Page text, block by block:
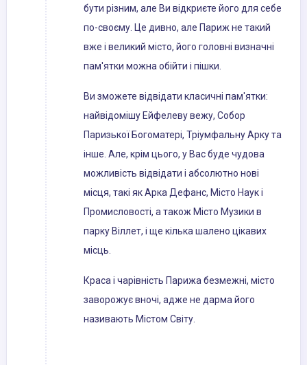
бути різним, але Ви відкриєте його для себе
по-своєму. Це дивно, але Париж не такий
вже і великий місто, його головні визначні
пам'ятки можна обійти і пішки.
Ви зможете відвідати класичні пам'ятки:
найвідомішу Ейфелеву вежу, Собор
Паризької Богоматері, Тріумфальну Арку та
інше. Але, крім цього, у Вас буде чудова
можливість відвідати і абсолютно нові
місця, такі як Арка Дефанс, Місто Наук і
Промисловості, а також Місто Музики в
парку Віллет, і ще кілька шалено цікавих
місць.
Краса і чарівність Парижа безмежні, місто
заворожує вночі, адже не дарма його
називають Містом Світу.